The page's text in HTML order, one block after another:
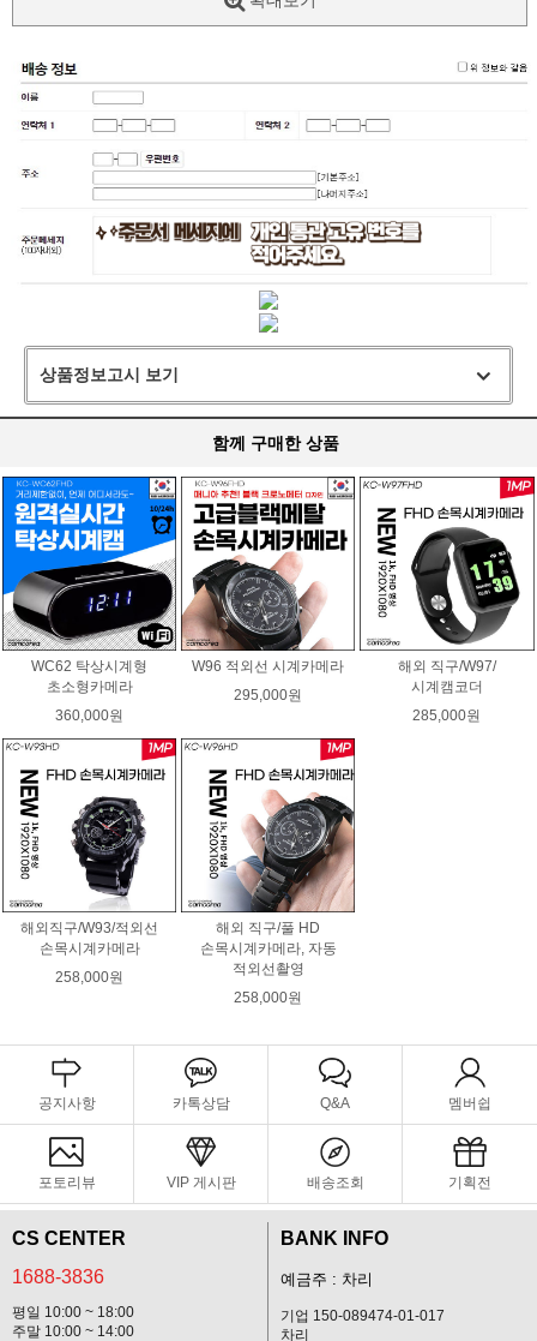
상품정보고시 보기
함께 구매한 상품
WC62 탁상시계형
초소형카메라
360,000원
W96 적외선 시계카메라
295,000원
해외 직구/W97/
시계캠코더
285,000원
해외직구/W93/적외선
손목시계카메라
258,000원
해외 직구/풀 HD
손목시계카메라, 자동
적외선촬영
258,000원
공지사항 카톡상담 Q&A 멤버쉽
포토리뷰 VIP 게시판 배송조회 기획전
CS CENTER
1688-3836
평일 10:00 ~ 18:00
주말 10:00 ~ 14:00
BANK INFO
예금주 : 차리
기업 150-089474-01-017
차리